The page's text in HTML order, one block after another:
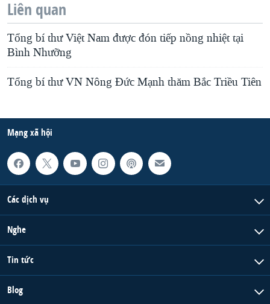
Liên quan
Tổng bí thư Việt Nam được đón tiếp nồng nhiệt tại
Bình Nhưỡng
Tổng bí thư VN Nông Ðức Mạnh thăm Bắc Triều Tiên
Mạng xã hội
Các dịch vụ
Nghe
Tin tức
Blog